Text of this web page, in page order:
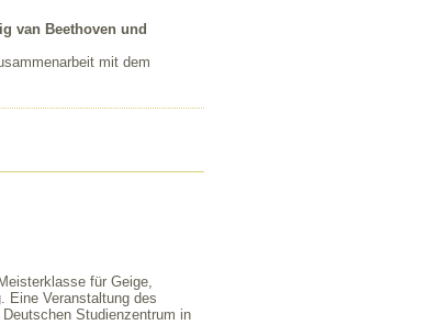
van Beethoven und
mit dem
für Geige,
Eine Veranstaltung des
Studienzentrum in